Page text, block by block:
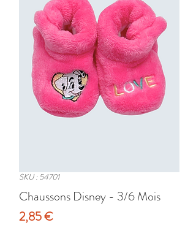
SKU : 54701
Chaussons Disney - 3/6 Mois
2,85 €Prix